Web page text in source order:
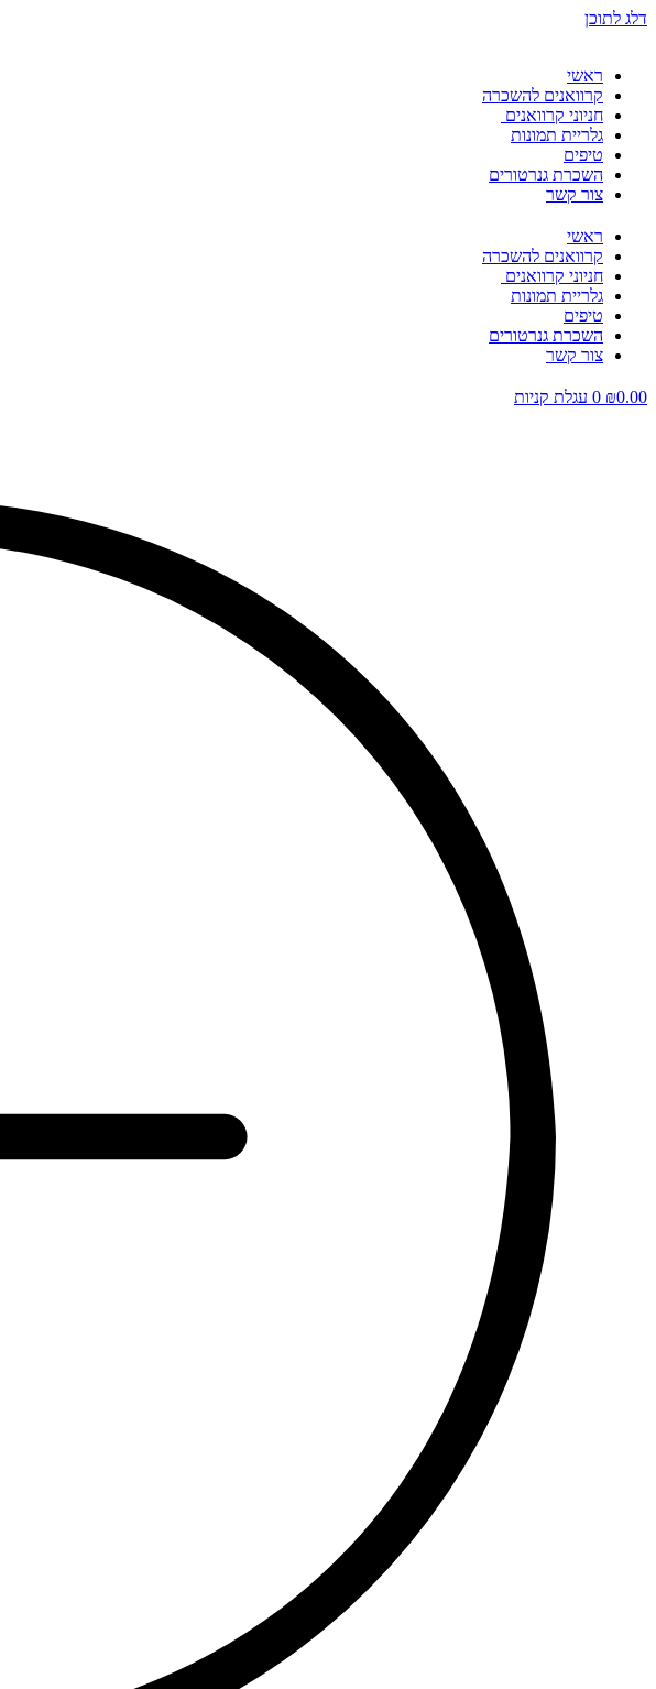
דלג לתוכן
ראשי
קרוואנים להשכרה
חניוני קרוואנים
גלריית תמונות
טיפים
השכרת גנרטורים
צור קשר
ראשי
קרוואנים להשכרה
חניוני קרוואנים
גלריית תמונות
טיפים
השכרת גנרטורים
צור קשר
₪0.00
0 עגלת קניות